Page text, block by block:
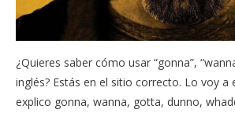
¿Quieres saber cómo usar “gonna”,
inglés? Estás en el sitio correcto. Lo voy a
explico gonna, wanna, gotta, dunno,